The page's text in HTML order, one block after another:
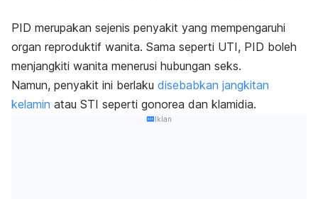
PID merupakan sejenis penyakit yang mempengaruhi
organ reproduktif wanita. Sama seperti UTI, PID boleh
menjangkiti wanita menerusi hubungan seks.
Namun, penyakit ini berlaku disebabkan jangkitan
kelamin atau STI seperti gonorea dan klamidia.
Iklan